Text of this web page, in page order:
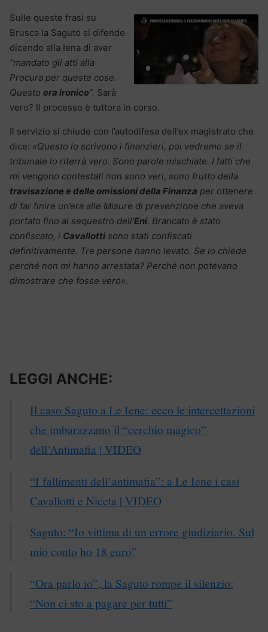
Sulle queste frasi su
Brusca la Saguto si difende
dicendo alla Iena di aver
“mandato gli atti alla
Procura per queste cose.
Questo era ironico”. Sarà
vero? Il processo è tuttora in corso.
Il servizio si chiude con l’autodifesa dell’ex magistrato che
dice: «Questo lo scrivono i finanzieri, poi vedremo se il
tribunale lo riterrà vero. Sono parole mischiate. I fatti che
mi vengono contestati non sono veri, sono frutto della
travisazione e delle omissioni della Finanza per ottenere
di far finire un’era alle Misure di prevenzione che aveva
portato fino al sequestro dell’Eni. Brancato è stato
confiscato, i Cavallotti sono stati confiscati
definitivamente. Tre persone hanno levato. Se lo chiede
perché non mi hanno arrestata? Perché non potevano
dimostrare che fosse vero».
LEGGI ANCHE:
Il caso Saguto a Le Iene: ecco le intercettazioni
che imbarazzano il “cerchio magico”
dell’Antimafia | VIDEO
“I fallimenti dell’antimafia”: a Le Iene i casi
Cavallotti e Niceta | VIDEO
Saguto: “Io vittima di un errore giudiziario. Sul
mio conto ho 18 euro”
“Ora parlo io”, la Saguto rompe il silenzio:
“Non ci sto a pagare per tutti”